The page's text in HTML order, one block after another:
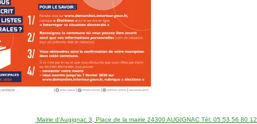
Mairie d'Augignac 3, Place de la mairie 24300 AUGIGNAC Tél: 05 53 56 80 12